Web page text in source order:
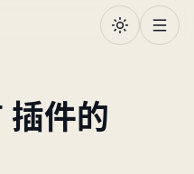
插件的